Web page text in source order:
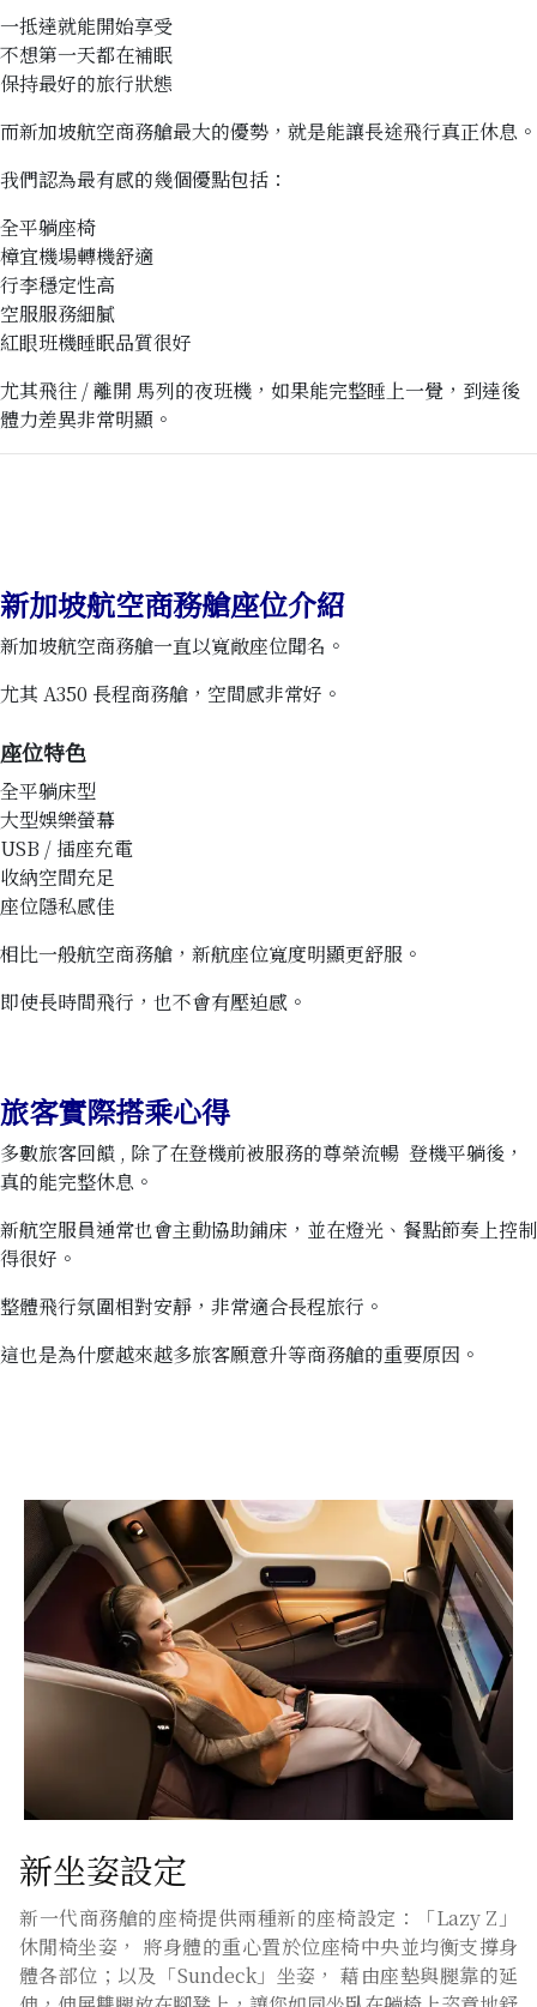
一抵達就能開始享受
不想第一天都在補眠
保持最好的旅行狀態
而新加坡航空商務艙最大的優勢，就是能讓長途飛行真正休息。
我們認為最有感的幾個優點包括：
全平躺座椅
樟宜機場轉機舒適
行李穩定性高
空服服務細膩
紅眼班機睡眠品質很好
尤其飛往 / 離開 馬列的夜班機，如果能完整睡上一覺，到達後
體力差異非常明顯。
新加坡航空商務艙座位介紹
新加坡航空商務艙一直以寬敞座位聞名。
尤其 A350 長程商務艙，空間感非常好。
座位特色
全平躺床型
大型娛樂螢幕
USB / 插座充電
收納空間充足
座位隱私感佳
相比一般航空商務艙，新航座位寬度明顯更舒服。
即使長時間飛行，也不會有壓迫感。
旅客實際搭乘心得
多數旅客回饋 , 除了在登機前被服務的尊榮流暢 登機平躺後，
真的能完整休息。
新航空服員通常也會主動協助鋪床，並在燈光、餐點節奏上控制
得很好。
整體飛行氛圍相對安靜，非常適合長程旅行。
這也是為什麼越來越多旅客願意升等商務艙的重要原因。
新坐姿設定
新一代商務艙的座椅提供兩種新的座椅設定：「Lazy Z」
休閒椅坐姿， 將身體的重心置於位座椅中央並均衡支撐身
體各部位；以及「Sundeck」坐姿， 藉由座墊與腿靠的延